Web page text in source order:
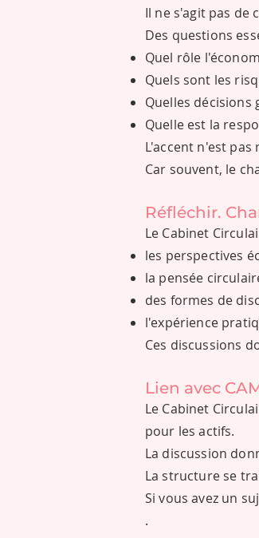
Il ne s'agit pas de
Des questions
Quel rôle
Quels sont les
Quelles décisions
Quelle est la
L'accent n'est
Car souvent, le
Réfléchir.
Le Cabinet
les perspectives
la pensée
des formes de
l'expérience
Ces discussions
Lien avec
Le Cabinet
pour les actifs.
La discussion
La structure se
Si vous avez un
.